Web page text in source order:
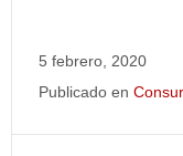
5 febrero, 2020
Publicado en